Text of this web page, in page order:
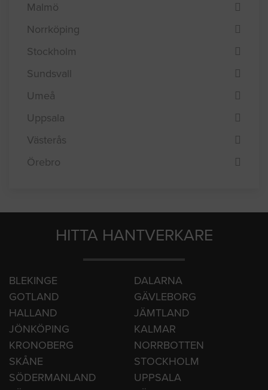
Linköping
Lund
Malmö
Norrköping
Stockholm
Sundsvall
Umeå
Uppsala
Örebro
HITTA HANTVERKARE
BLEKINGE
DALARNA
GOTLAND
GÄVLEBORG
HALLAND
JÄMTLAND
JÖNKÖPING
KALMAR